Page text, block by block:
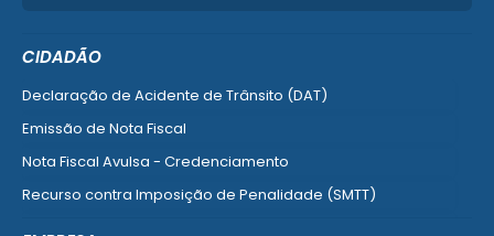
CIDADÃO
Declaração de Acidente de Trânsito (DAT)
Emissão de Nota Fiscal
Nota Fiscal Avulsa - Credenciamento
Recurso contra Imposição de Penalidade (SMTT)